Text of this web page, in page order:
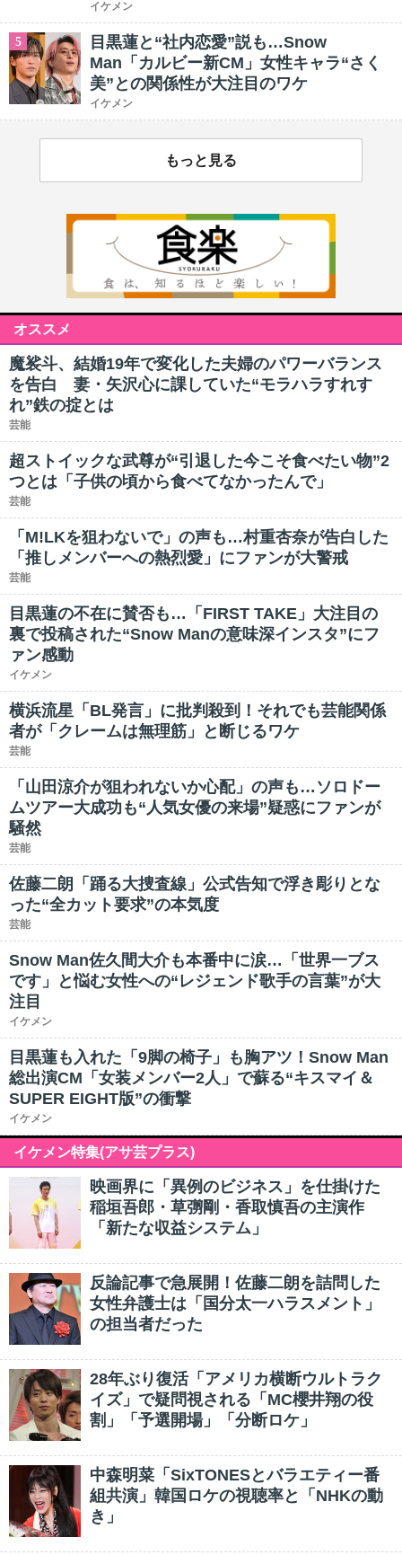
イケメン
5
目黒蓮と“社内恋愛”説も…Snow
Man「カルビー新CM」女性キャラ“さく
美”との関係性が大注目のワケ
イケメン
もっと見る
オススメ
魔裟斗、結婚19年で変化した夫婦のパワーバランス
を告白 妻・矢沢心に課していた“モラハラすれす
れ”鉄の掟とは
芸能
超ストイックな武尊が“引退した今こそ食べたい物”2
つとは「子供の頃から食べてなかったんで」
芸能
「M!LKを狙わないで」の声も…村重杏奈が告白した
「推しメンバーへの熱烈愛」にファンが大警戒
芸能
目黒蓮の不在に賛否も…「FIRST TAKE」大注目の
裏で投稿された“Snow Manの意味深インスタ”にフ
ァン感動
イケメン
横浜流星「BL発言」に批判殺到！それでも芸能関係
者が「クレームは無理筋」と断じるワケ
芸能
「山田涼介が狙われないか心配」の声も…ソロドー
ムツアー大成功も“人気女優の来場”疑惑にファンが
騒然
芸能
佐藤二朗「踊る大捜査線」公式告知で浮き彫りとな
った“全カット要求”の本気度
芸能
Snow Man佐久間大介も本番中に涙…「世界一ブス
です」と悩む女性への“レジェンド歌手の言葉”が大
注目
イケメン
目黒蓮も入れた「9脚の椅子」も胸アツ！Snow Man
総出演CM「女装メンバー2人」で蘇る“キスマイ＆
SUPER EIGHT版”の衝撃
イケメン
イケメン特集(アサ芸プラス)
映画界に「異例のビジネス」を仕掛けた
稲垣吾郎・草彅剛・香取慎吾の主演作
「新たな収益システム」
反論記事で急展開！佐藤二朗を詰問した
女性弁護士は「国分太一ハラスメント」
の担当者だった
28年ぶり復活「アメリカ横断ウルトラク
イズ」で疑問視される「MC櫻井翔の役
割」「予選開場」「分断ロケ」
中森明菜「SixTONESとバラエティー番
組共演」韓国ロケの視聴率と「NHKの動
き」